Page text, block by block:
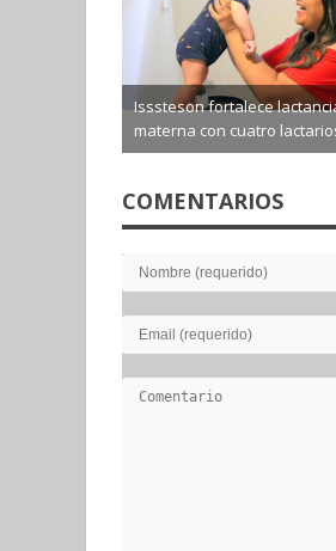
Isssteson fortalece
materna con cuatro
COMENTARIOS